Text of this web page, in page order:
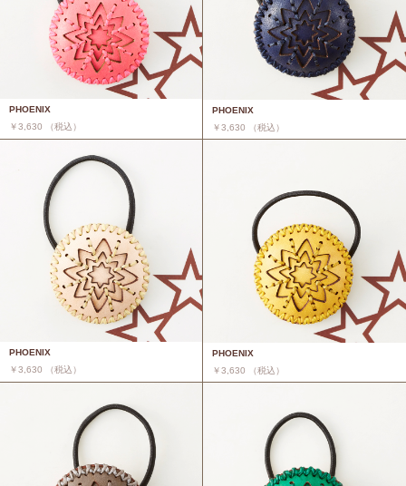
PHOENIX
￥3,630 （税込）
PHOENIX
￥3,630 （税込）
PHOENIX
￥3,630 （税込）
PHOENIX
￥3,630 （税込）